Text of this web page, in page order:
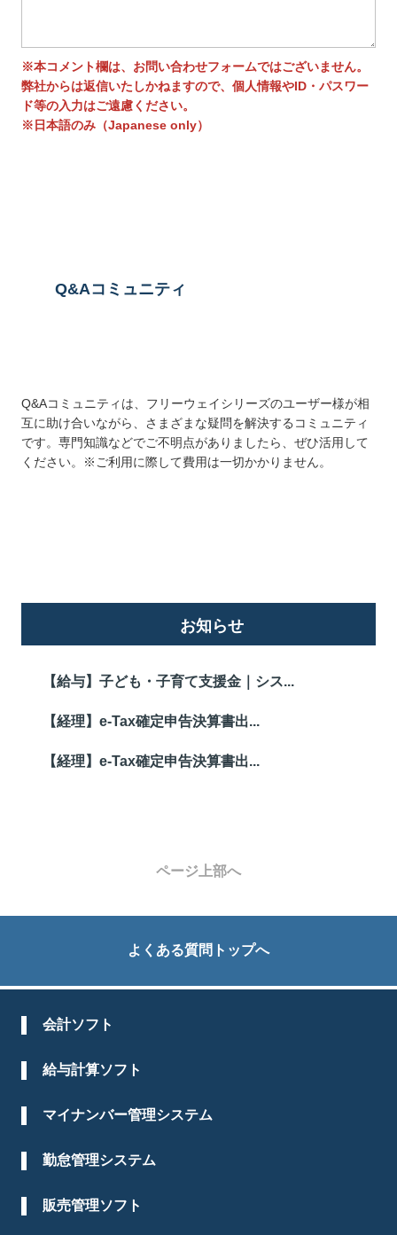
※本コメント欄は、お問い合わせフォームではございません。
弊社からは返信いたしかねますので、個人情報やID・パスワー
ド等の入力はご遠慮ください。
※日本語のみ（Japanese only）
Q&Aコミュニティ
Q&Aコミュニティは、フリーウェイシリーズのユーザー様が相
互に助け合いながら、さまざまな疑問を解決するコミュニティ
です。専門知識などでご不明点がありましたら、ぜひ活用して
ください。※ご利用に際して費用は一切かかりません。
お知らせ
【給与】子ども・子育て支援金｜シス...
【経理】e-Tax確定申告決算書出...
【経理】e-Tax確定申告決算書出...
ページ上部へ
よくある質問トップへ
会計ソフト
給与計算ソフト
マイナンバー管理システム
勤怠管理システム
販売管理ソフト